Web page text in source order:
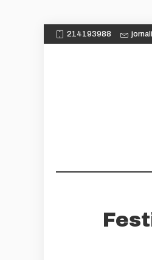
214193988